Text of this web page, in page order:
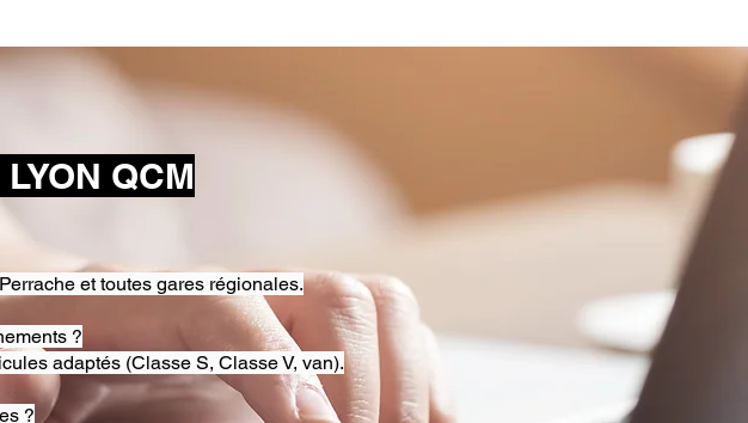
QCM
et toutes gares régionales.
?
adaptés (Classe S, Classe V, van).
?